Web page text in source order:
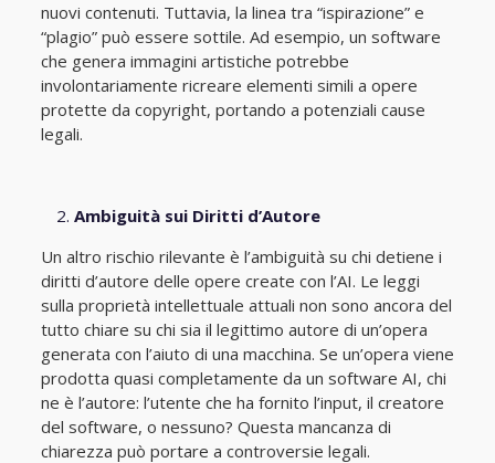
nuovi contenuti. Tuttavia, la linea tra “ispirazione” e
“plagio” può essere sottile. Ad esempio, un software
che genera immagini artistiche potrebbe
involontariamente ricreare elementi simili a opere
protette da copyright, portando a potenziali cause
legali.
Ambiguità sui Diritti d’Autore
Un altro rischio rilevante è l’ambiguità su chi detiene i
diritti d’autore delle opere create con l’AI. Le leggi
sulla proprietà intellettuale attuali non sono ancora del
tutto chiare su chi sia il legittimo autore di un’opera
generata con l’aiuto di una macchina. Se un’opera viene
prodotta quasi completamente da un software AI, chi
ne è l’autore: l’utente che ha fornito l’input, il creatore
del software, o nessuno? Questa mancanza di
chiarezza può portare a controversie legali.